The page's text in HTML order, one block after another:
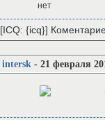
нет
[ICQ: {icq}]
intersk - 21 февраля